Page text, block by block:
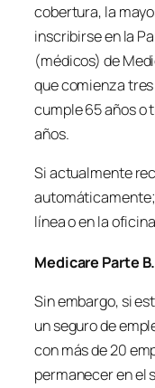
cobertura, la
inscribirse en la
(médicos) de
que comienza
cumple 65 años o
años.
Si actualmente
automáticamente;
línea o en la
Medicare Parte B.
Sin embargo, si
un seguro de
con más de 20
permanecer en el